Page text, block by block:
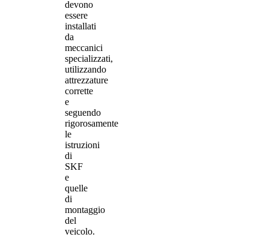
devono
essere
installati
da
meccanici
specializzati,
utilizzando
attrezzature
corrette
e
seguendo
rigorosamente
le
istruzioni
di
SKF
e
quelle
di
montaggio
del
veicolo.